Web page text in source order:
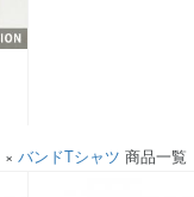
× バンドTシャツ 商品一覧